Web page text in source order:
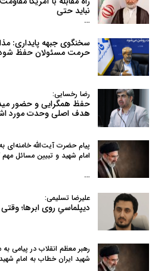
نباید حتی
…
سخنگوی جبهه پایداری:
حرمت مسئولان حفظ
رضا رخسایی:
حفظ همگرایی و حضور
هدف اصلی وحدت مورد
پیام حضرت آیت‌الله خامنه‌ای
امام شهید و تبیین مسائل مهم
…
علیرضا تسلیمی:
دیپلماسیِ روی ابرها؛
رهبر معظم انقلاب در پیامی
شهید ایران خطاب به امام